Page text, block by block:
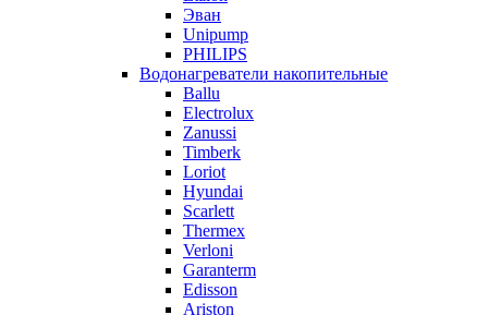
Эван
Unipump
PHILIPS
Водонагреватели накопительные
Ballu
Electrolux
Zanussi
Timberk
Loriot
Hyundai
Scarlett
Thermex
Verloni
Garanterm
Edisson
Ariston